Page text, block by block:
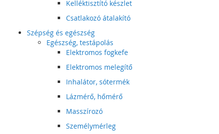
Kelléktisztító készlet
Csatlakozó átalakító
Szépség és egészség
Egészség, testápolás
Elektromos fogkefe
Elektromos melegítő
Inhalátor, sótermék
Lázmérő, hőmérő
Masszírozó
Személymérleg